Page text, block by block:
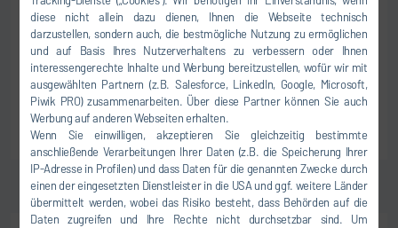
diese nicht allein dazu dienen, Ihnen die Webseite technisch
darzustellen, sondern auch, die bestmögliche Nutzung zu ermöglichen
und auf Basis Ihres Nutzerverhaltens zu verbessern oder Ihnen
interessengerechte Inhalte und Werbung bereitzustellen, wofür wir mit
ausgewählten Partnern (z.B. Salesforce, LinkedIn, Google, Microsoft,
Piwik PRO) zusammenarbeiten. Über diese Partner können Sie auch
Werbung auf anderen Webseiten erhalten.
Wenn Sie einwilligen, akzeptieren Sie gleichzeitig bestimmte
anschließende Verarbeitungen Ihrer Daten (z.B. die Speicherung Ihrer
IP-Adresse in Profilen) und dass Daten für die genannten Zwecke durch
einen der eingesetzten Dienstleister in die USA und ggf. weitere Länder
übermittelt werden, wobei das Risiko besteht, dass Behörden auf die
Daten zugreifen und Ihre Rechte nicht durchsetzbar sind. Um
Dürr IT Services India
201 305 Noida
Indien
ZUM JOB